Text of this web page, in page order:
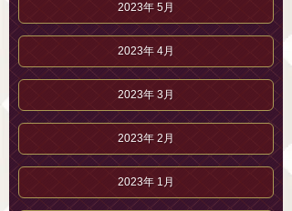
2023年 5月
2023年 4月
2023年 3月
2023年 2月
2023年 1月